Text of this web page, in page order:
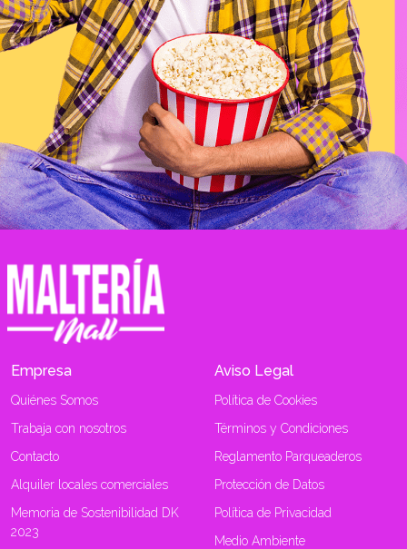
Empresa
Quiénes Somos
Trabaja con nosotros
Contacto
Alquiler locales comerciales
Memoria de Sostenibilidad DK
2023
Aviso Legal
Política de Cookies
Términos y Condiciones
Reglamento Parqueaderos
Protección de Datos
Política de Privacidad
Medio Ambiente